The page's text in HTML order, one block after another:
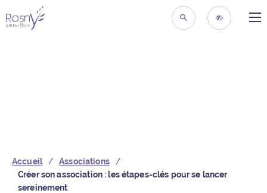
Retour à la pageRECHERCHER
Accueil
Associations
Créer son association : les étapes-clés pour se lancer
sereinement